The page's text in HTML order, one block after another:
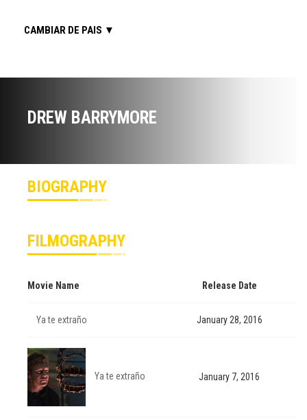
CAMBIAR DE PAIS ▼
DREW BARRYMORE
BIOGRAPHY
FILMOGRAPHY
Movie Name Release Date
Ya te extraño January 28, 2016
Ya te extraño January 7, 2016